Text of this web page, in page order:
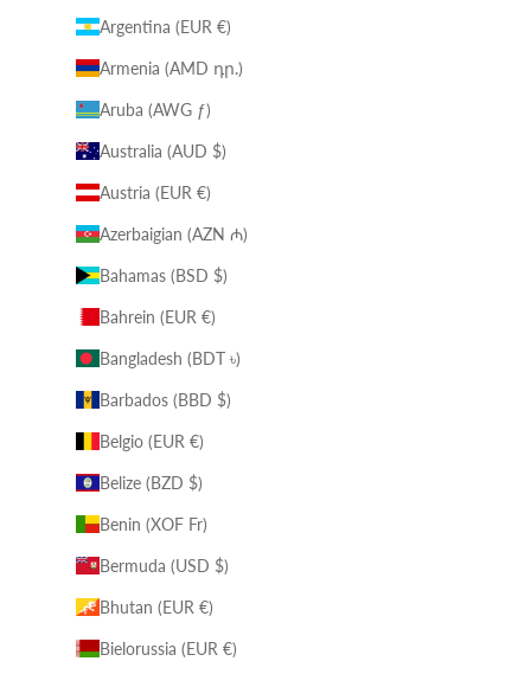
Argentina (EUR €)
Armenia (AMD դր.)
Aruba (AWG ƒ)
Australia (AUD $)
Austria (EUR €)
Azerbaigian (AZN ₼)
Bahamas (BSD $)
Bahrein (EUR €)
Bangladesh (BDT ৳)
Barbados (BBD $)
Belgio (EUR €)
Belize (BZD $)
Benin (XOF Fr)
Bermuda (USD $)
Bhutan (EUR €)
Bielorussia (EUR €)